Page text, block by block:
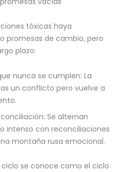
tóxicas haya
promesas de cambio, pero
plazo:
nunca se cumplen: La
un conflicto pero vuelve a
Se alternan
intenso con reconciliaciones
montaña rusa emocional.
se conoce como el ciclo